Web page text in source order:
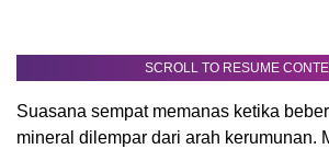
SCROLL TO RESUME
Suasana sempat memanas ketika
mineral dilempar dari arah kerumunan.